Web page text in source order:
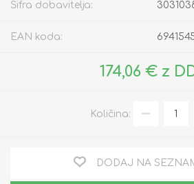
Šifra dobavitelja:
EAN koda:
174,06 € z
Količina:
DODAJ NA